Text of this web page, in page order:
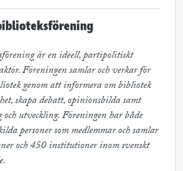
är en ideell, partipolitiskt
Föreningen samlar och verkar för
genom att informera om bibliotek
skapa debatt, opinionsbilda samt
utveckling. Föreningen har både
personer som medlemmar och samlar
och 450 institutioner inom svenskt